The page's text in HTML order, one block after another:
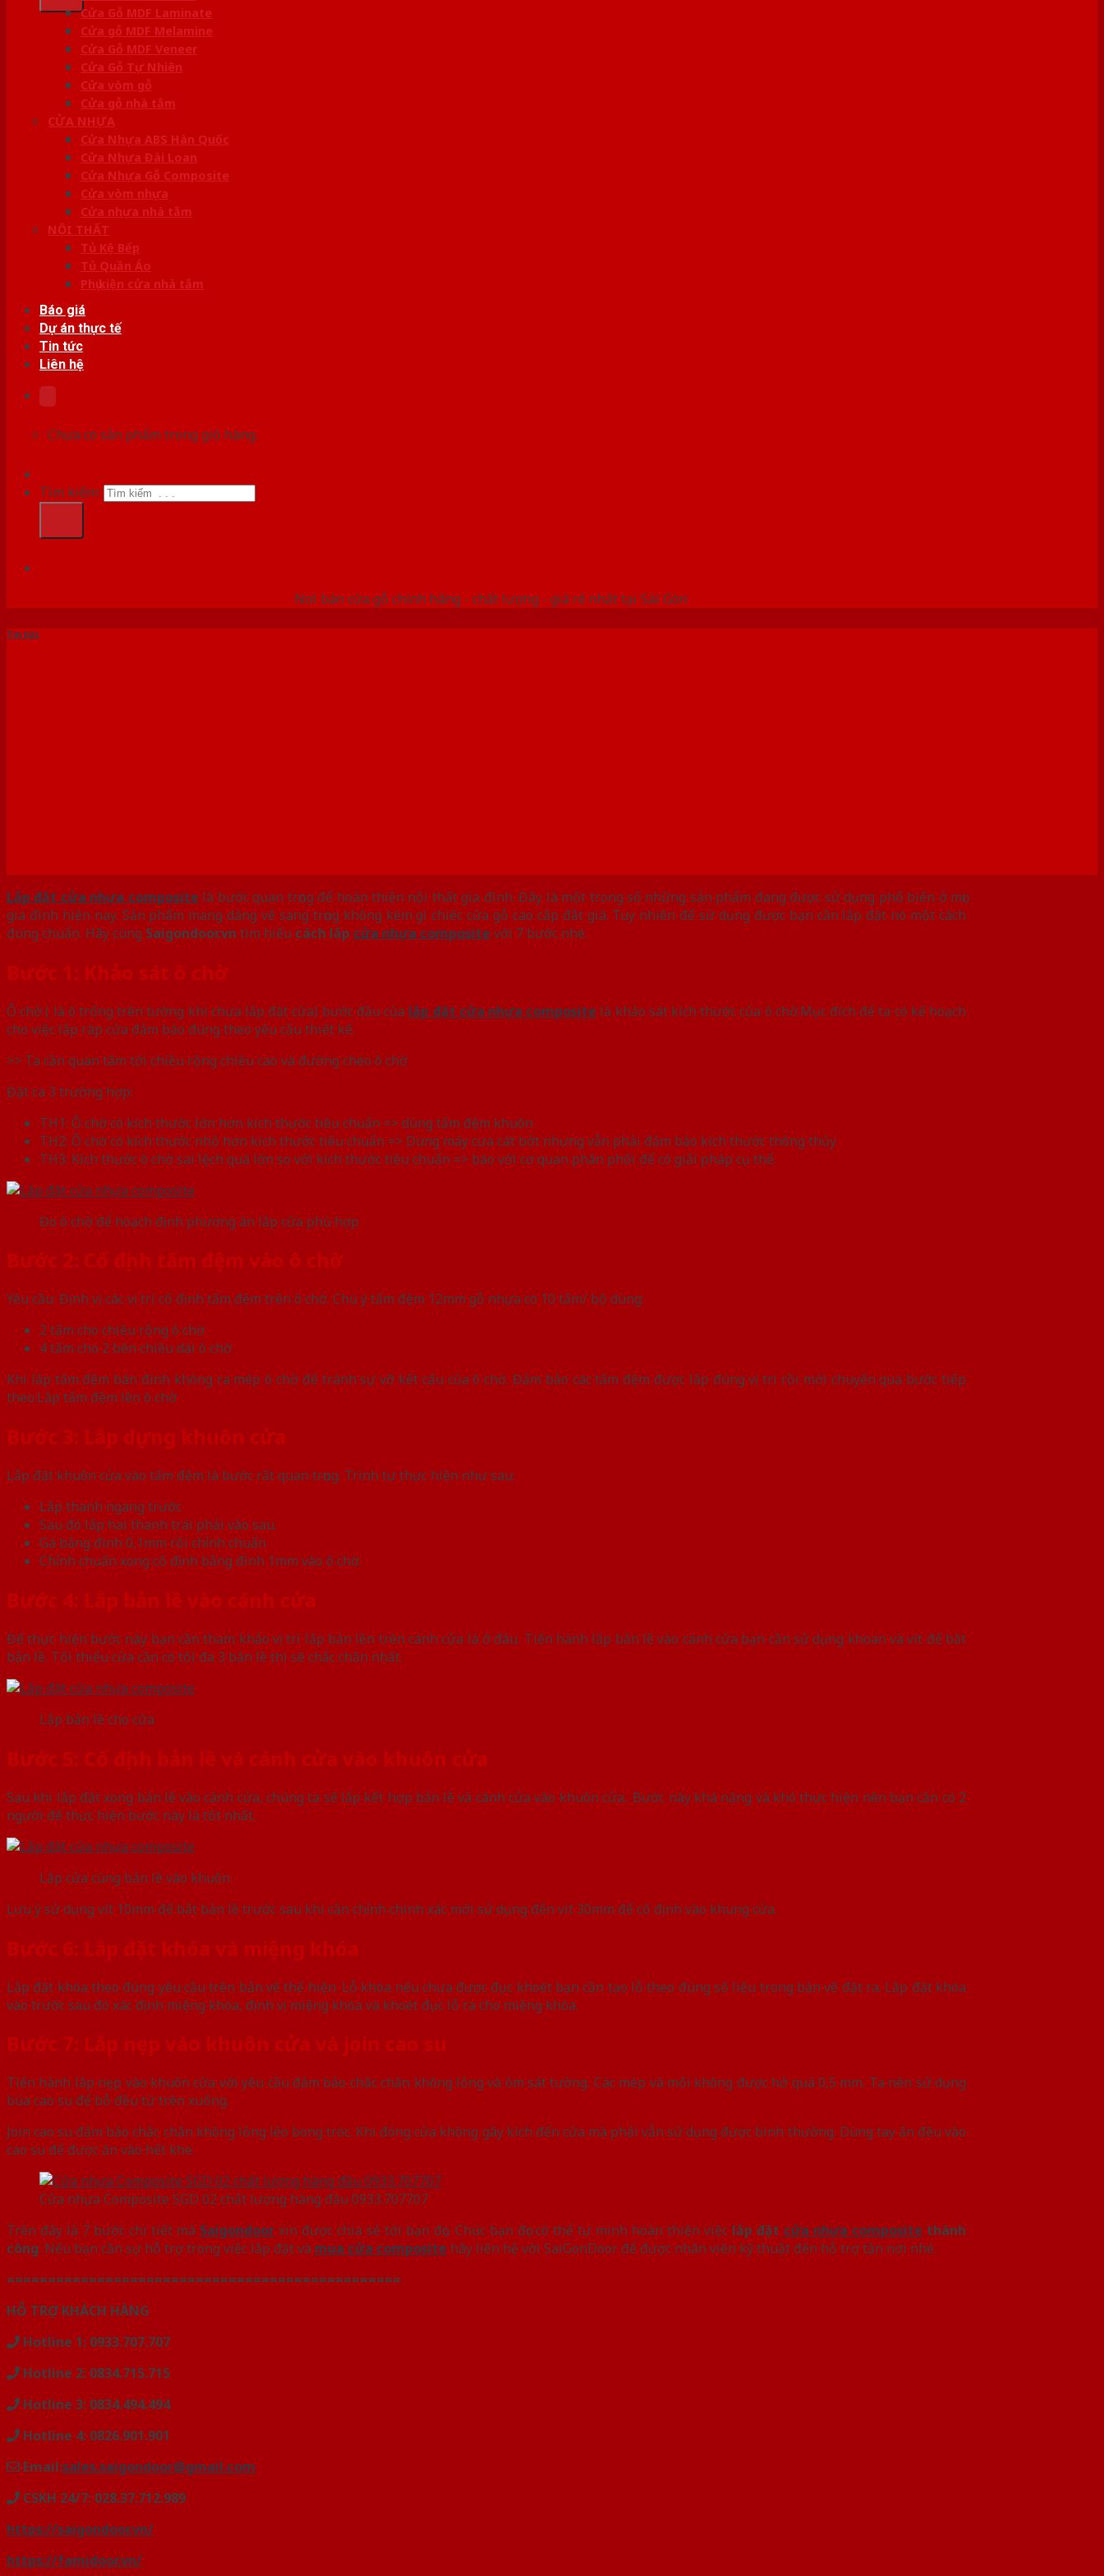
Cửa Gỗ MDF Laminate
Cửa gỗ MDF Melamine
Cửa Gỗ MDF Veneer
Cửa Gỗ Tự Nhiên
Cửa vòm gỗ
Cửa gỗ nhà tắm
CỬA NHỰA
Cửa Nhựa ABS Hàn Quốc
Cửa Nhựa Đài Loan
Cửa Nhựa Gỗ Composite
Cửa vòm nhựa
Cửa nhựa nhà tắm
NỘI THẤT
Tủ Kệ Bếp
Tủ Quần Áo
Phụ kiện cửa nhà tắm
Báo giá
Dự án thực tế
Tin tức
Liên hệ
Chưa có sản phẩm trong giỏ hàng.
Tìm kiếm:
Nơi bán cửa gỗ chính hãng - chất lượng - giá rẻ nhất tại Sài Gòn
Tin tức
Lắp đặt cửa nhựa composite là bước quan trọng để hoàn thiện nội thất gia đình. Đây là một trong số những sản phẩm đang được sử dụng phổ biến ở mọi
gia đình hiện nay. Sản phẩm mang dáng vẻ sang trọng không kém gì chiếc cửa gỗ cao cấp đắt giá. Tuy nhiên để sử dụng được bạn cần lắp đặt nó một cách
đúng chuẩn. Hãy cùng Saigondoor.vn tìm hiểu cách lắp cửa nhựa composite với 7 bước nhé.
Bước 1: Khảo sát ô chờ
Ô chờ ( là ô trống trên tường khi chưa lắp đặt cửa) bước đầu của lắp đặt cửa nhựa composite là khảo sát kích thước của ô chờ.Mục đích để ta có kế hoạch
cho việc lắp ráp cửa đảm bảo đúng theo yêu cầu thiết kế.
>> Ta cần quan tâm tới chiều rộng chiều cao và đường chéo ô chờ
Đặt ra 3 trường hợp:
TH1: Ô chờ có kích thước lớn hơn kích thước tiêu chuẩn => dùng tấm đệm khuôn
TH2: Ô chờ có kích thước nhỏ hơn kích thước tiêu chuẩn => Dùng máy cưa cát bớt nhưng vẫn phải đảm bảo kích thước thông thủy
TH3: Kích thước ô chờ sai lệch quá lớn so với kích thước tiêu chuẩn => báo với cơ quan phân phối để có giải pháp cụ thể.
Đo ô chờ để hoạch định phương án lắp cửa phù hợp
Bước 2: Cố định tấm đệm vào ô chờ
Yêu cầu: Định vị các vị trí cố định tấm đệm trên ô chờ. Chú ý tấm đệm 12mm gỗ nhựa có 10 tấm/ bộ dùng:
2 tấm cho chiều rộng ô chờ
4 tấm cho 2 bên chiều dài ô chờ
Khi lắp tấm đệm bán đinh không ra mép ô chờ để tránh sự vỡ kết cấu của ô chờ. Đảm bảo các tấm đệm được lắp đúng vị trí rồi mới chuyển qua bước tiếp
theo.Lắp tấm đệm lên ô chờ
Bước 3: Lắp dựng khuôn cửa
Lắp đặt khuôn cửa vào tấm đệm là bước rất quan trọng. Trình tự thực hiện như sau:
Lắp thanh ngang trước
Sau đó lắp hai thanh trái phải vào sau.
Gá bằng đinh 0,1mm rồi chỉnh chuẩn
Chỉnh chuẩn xong cố định bằng đinh 1mm vào ô chờ.
Bước 4: Lắp bản lề vào cánh cửa
Để thực hiện bước này bạn cần tham khảo vị trí lắp bản lền trên cánh cửa là ở đâu. Tiến hành lắp bản lề vào cánh cửa bạn cần sử dụng khoan và vít để bắt
bản lề. Tối thiểu cửa cần có tối đa 3 bản lề thì sẽ chắc chắn nhất.
Lắp bản lề cho cửa
Bước 5: Cố định bản lề và cánh cửa vào khuôn cửa
Sau khi lắp đặt xong bản lề vào cánh cửa, chúng ta sẽ lắp kết hợp bản lề và cánh cửa vào khuôn cửa.. Bước này khá nặng và khó thực hiện nên bạn cần có 2
người để thực hiện bước này là tốt nhất.
Lắp cửa cùng bản lề vào khuôn
Lưu ý sử dụng vít 10mm để bắt bản lề trước sau khi căn chỉnh chính xác mới sử dụng đến vit 30mm để cố định vào khung cửa.
Bước 6: Lắp đặt khóa và miệng khóa
Lắp đặt khóa theo đúng yêu cầu trên bản vẽ thể hiện. Lỗ khóa nếu chưa được đục khoét bạn cần tạo lỗ theo đúng số liệu trong bản vẽ đặt ra. Lắp đặt khóa
vào trước sau đó xác định miệng khóa, định vị miệng khóa và khoét đục lỗ ra cho miệng khóa.
Bước 7: Lắp nẹp vào khuôn cửa và join cao su
Tiến hành lắp nẹp vào khuôn cửa với yêu cầu đảm bảo chắc chắn không lỏng và ôm sát tường. Các mép và mối không được hở quá 0,5 mm. Ta nên sử dụng
búa cao su để bỗ đều từ trên xuống.
Join cao su đảm bảo chắc chắn không lỏng lẻo bong tróc. Khi đóng cửa không gây kích đến cửa mà phải vẫn sử dụng được bình thường. Dùng tay ấn đều vào
cao su để được ăn vào hết khe.
Cửa nhựa Composite SGD 02 chất lượng hàng đầu 0933.707707
Trên đây là 7 bước chi tiết mà Saigondoor xin được chia sẻ tới bạn đọc. Chúc bạn đọc có thể tự mình hoàn thiện việclắp đặt cửa nhựa composite thành
công. Nếu bạn cần sự hỗ trợ trong việc lắp đặt và mua cửa composite hãy liên hệ với SaiGonDoor để được nhân viên kỹ thuật đến hỗ trợ tận nơi nhé.
================================================
HỖ TRỢ KHÁCH HÀNG
Hotline 1: 0933.707.707
Hotline 2: 0834.715.715
Hotline 3: 0834.494.494
Hotline 4: 0826.901.901
Email:sales.saigondoor@gmail.com
CSKH 24/7: 028.37.712.989
https://saigondoor.vn/
https://famidoor.vn/